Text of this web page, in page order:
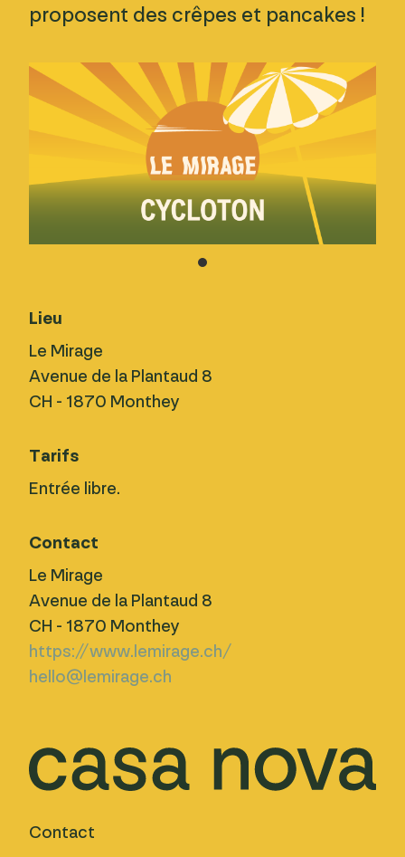
proposent des crêpes et pancakes !
Lieu
Le Mirage
Avenue de la Plantaud 8
CH - 1870 Monthey
Tarifs
Entrée libre.
Contact
Le Mirage
Avenue de la Plantaud 8
CH - 1870 Monthey
https://www.lemirage.ch/
hello@lemirage.ch
Contact